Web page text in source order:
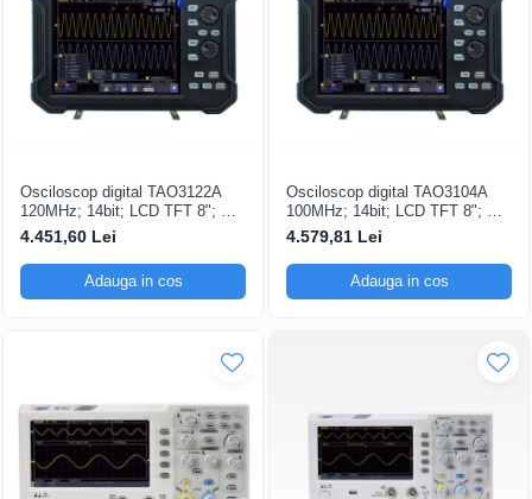
Osciloscop digital TAO3122A
120MHz; 14bit; LCD TFT 8"; Ch:
2; 1Gsps; 40Mpts integrat cu
Măsurători automate
4.451,60 Lei
Adauga in cos
Osciloscop digital TAO3104A
100MHz; 14bit; LCD TFT 8"; Ch:
4; 1Gsps; 40Mpts care permite
Ceas în timp real
4.579,81 Lei
Adauga in cos